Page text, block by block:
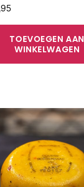
TOEVOEGEN AAN
WINKELWAGEN